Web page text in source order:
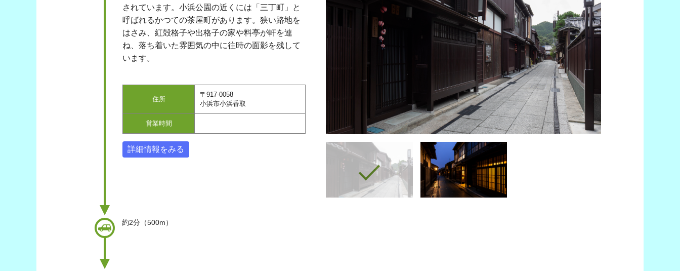
されています。小浜公園の近くには「三丁町」と
呼ばれるかつての茶屋町があります。狭い路地を
はさみ、紅殻格子や出格子の家や料亭が軒を連
ね、落ち着いた雰囲気の中に往時の面影を残して
います。
住所
〒917-0058
小浜市小浜香取
営業時間
詳細情報をみる
車
約2分（500m）